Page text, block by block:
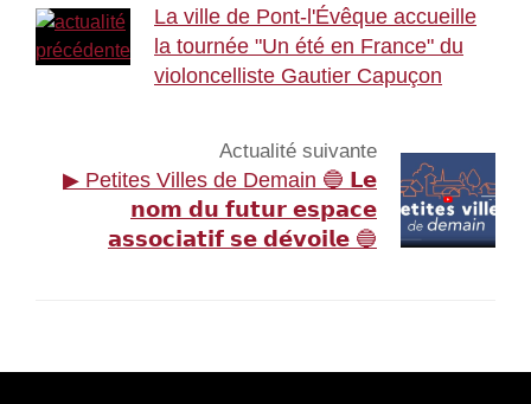
La ville de Pont-l'Évêque accueille
la tournée "Un été en France" du
violoncelliste Gautier Capuçon
Actualité suivante
▶ Petites Villes de Demain 🔵 𝗟𝗲
𝗻𝗼𝗺 𝗱𝘂 𝗳𝘂𝘁𝘂𝗿 𝗲𝘀𝗽𝗮𝗰𝗲
𝗮𝘀𝘀𝗼𝗰𝗶𝗮𝘁𝗶𝗳 𝘀𝗲 𝗱𝗲́𝘃𝗼𝗶𝗹𝗲 🔵